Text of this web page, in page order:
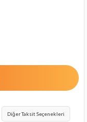
Diğer Taksit Seçenekleri